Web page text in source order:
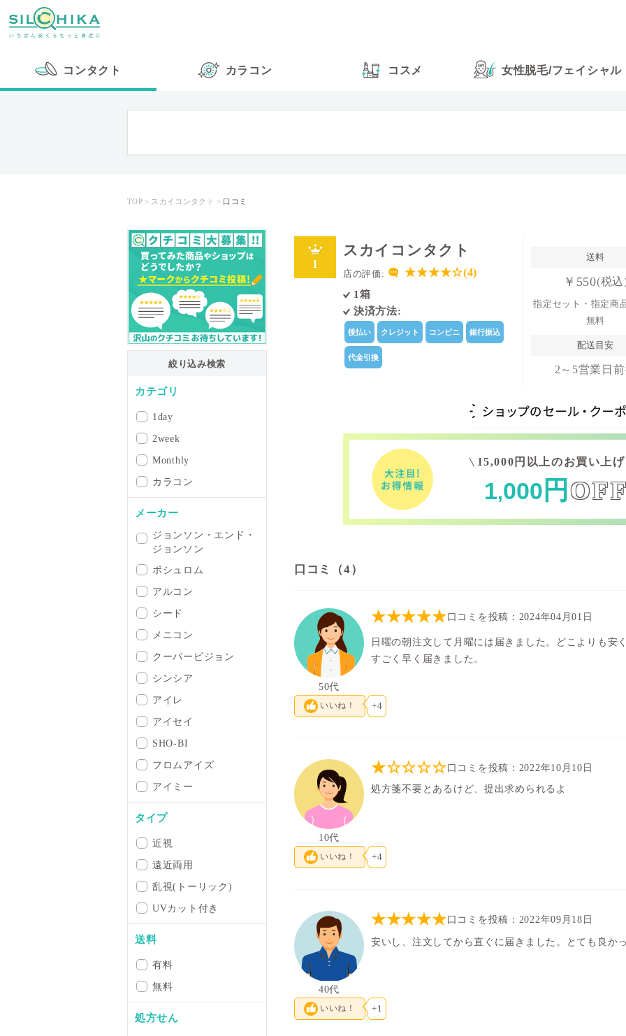
コンタクト カラコン コスメ 女性脱毛/フェイシャル
TOP スカイコンタクト 口コミ
1
スカイコンタクト
店の評価: ★★★★☆(4)
1箱
決済方法:
後払い クレジット コンビニ 銀行振込
代金引換
15,000円以上のお買い上
1,000 円 OFF
送料
￥550(税込
指定セット・指定商
無料
配送目安
2～5営業日
口コミ（4）
50代
★★★★★口コミを投稿：2024年04月01日
日曜の朝注文して月曜には届きました。どこよりも安
すごく早く届きました。
いいね！ +4
10代
★☆☆☆☆口コミを投稿：2022年10月10日
処方箋不要とあるけど、提出求められるよ
いいね！ +4
40代
★★★★★口コミを投稿：2022年09月18日
安いし、注文してから直ぐに届きました。とても良かっ
いいね！ +1
絞り込み検索
カテゴリ
1day
2week
Monthly
カラコン
メーカー
ジョンソン・エンド・
ジョンソン
ボシュロム
アルコン
シード
メニコン
クーパービジョン
シンシア
アイレ
アイセイ
SHO-BI
フロムアイズ
アイミー
タイプ
近視
遠近両用
乱視(トーリック)
UVカット付き
送料
有料
無料
処方せん